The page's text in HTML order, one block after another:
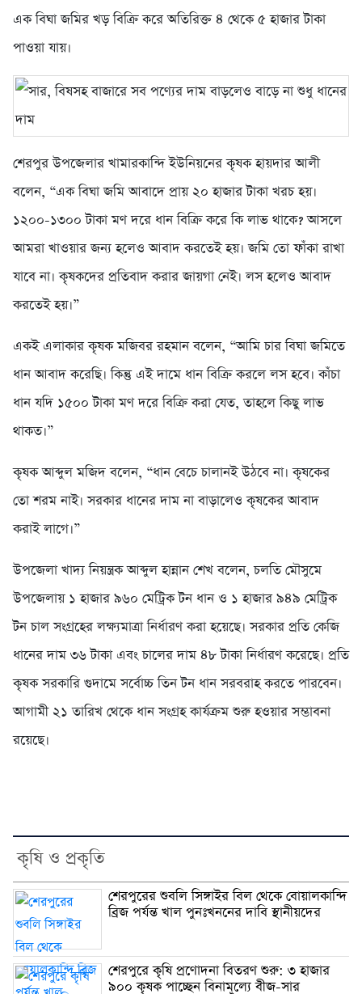
এক বিঘা জমির খড় বিক্রি করে অতিরিক্ত ৪ থেকে ৫ হাজার টাকা
পাওয়া যায়।
শেরপুর উপজেলার খামারকান্দি ইউনিয়নের কৃষক হায়দার আলী
বলেন, “এক বিঘা জমি আবাদে প্রায় ২০ হাজার টাকা খরচ হয়।
১২০০-১৩০০ টাকা মণ দরে ধান বিক্রি করে কি লাভ থাকে? আসলে
আমরা খাওয়ার জন্য হলেও আবাদ করতেই হয়। জমি তো ফাঁকা রাখা
যাবে না। কৃষকদের প্রতিবাদ করার জায়গা নেই। লস হলেও আবাদ
করতেই হয়।”
একই এলাকার কৃষক মজিবর রহমান বলেন, “আমি চার বিঘা জমিতে
ধান আবাদ করেছি। কিন্তু এই দামে ধান বিক্রি করলে লস হবে। কাঁচা
ধান যদি ১৫০০ টাকা মণ দরে বিক্রি করা যেত, তাহলে কিছু লাভ
থাকত।”
কৃষক আব্দুল মজিদ বলেন, “ধান বেচে চালানই উঠবে না। কৃষকের
তো শরম নাই। সরকার ধানের দাম না বাড়ালেও কৃষকের আবাদ
করাই লাগে।”
উপজেলা খাদ্য নিয়ন্ত্রক আব্দুল হান্নান শেখ বলেন, চলতি মৌসুমে
উপজেলায় ১ হাজার ৯৬০ মেট্রিক টন ধান ও ১ হাজার ৯৪৯ মেট্রিক
টন চাল সংগ্রহের লক্ষ্যমাত্রা নির্ধারণ করা হয়েছে। সরকার প্রতি কেজি
ধানের দাম ৩৬ টাকা এবং চালের দাম ৪৮ টাকা নির্ধারণ করেছে। প্রতি
কৃষক সরকারি গুদামে সর্বোচ্চ তিন টন ধান সরবরাহ করতে পারবেন।
আগামী ২১ তারিখ থেকে ধান সংগ্রহ কার্যক্রম শুরু হওয়ার সম্ভাবনা
রয়েছে।
কৃষি ও প্রকৃতি
শেরপুরের শুবলি সিঙ্গাইর বিল থেকে বোয়ালকান্দি
ব্রিজ পর্যন্ত খাল পুনঃখননের দাবি স্থানীয়দের
শেরপুরে কৃষি প্রণোদনা বিতরণ শুরু: ৩ হাজার
৯০০ কৃষক পাচ্ছেন বিনামূল্যে বীজ-সার